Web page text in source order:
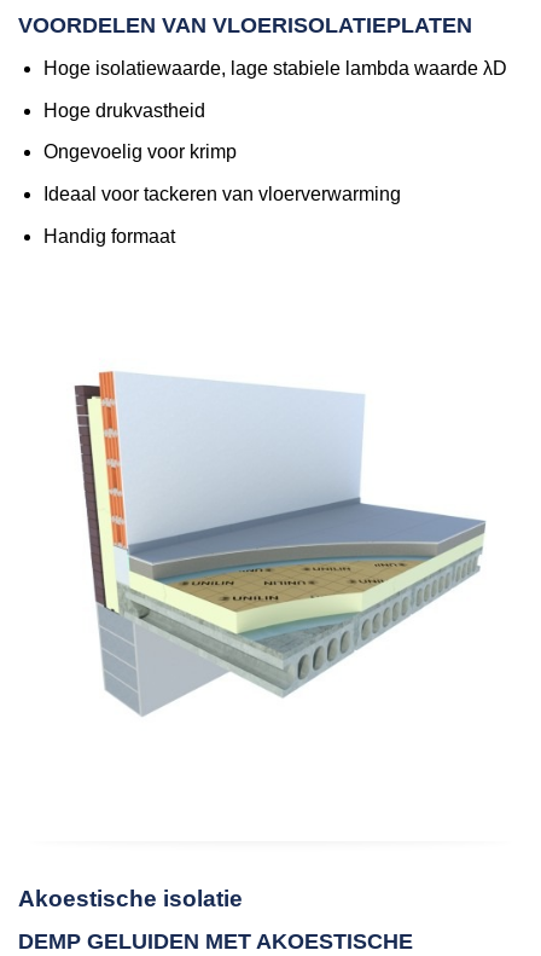
VOORDELEN VAN VLOERISOLATIEPLATEN
Hoge isolatiewaarde, lage stabiele lambda waarde λD
Hoge drukvastheid
Ongevoelig voor krimp
Ideaal voor tackeren van vloerverwarming
Handig formaat
Akoestische isolatie
DEMP GELUIDEN MET AKOESTISCHE